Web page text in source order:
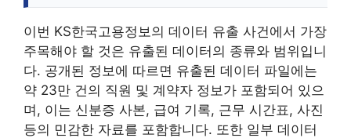
이번 KS한국고용정보의 데이터 유출 사건에서 가장
주목해야 할 것은 유출된 데이터의 종류와 범위입니
다. 공개된 정보에 따르면 유출된 데이터 파일에는
약 23만 건의 직원 및 계약자 정보가 포함되어 있으
며, 이는 신분증 사본, 급여 기록, 근무 시간표, 사진
등의 민감한 자료를 포함합니다. 또한 일부 데이터